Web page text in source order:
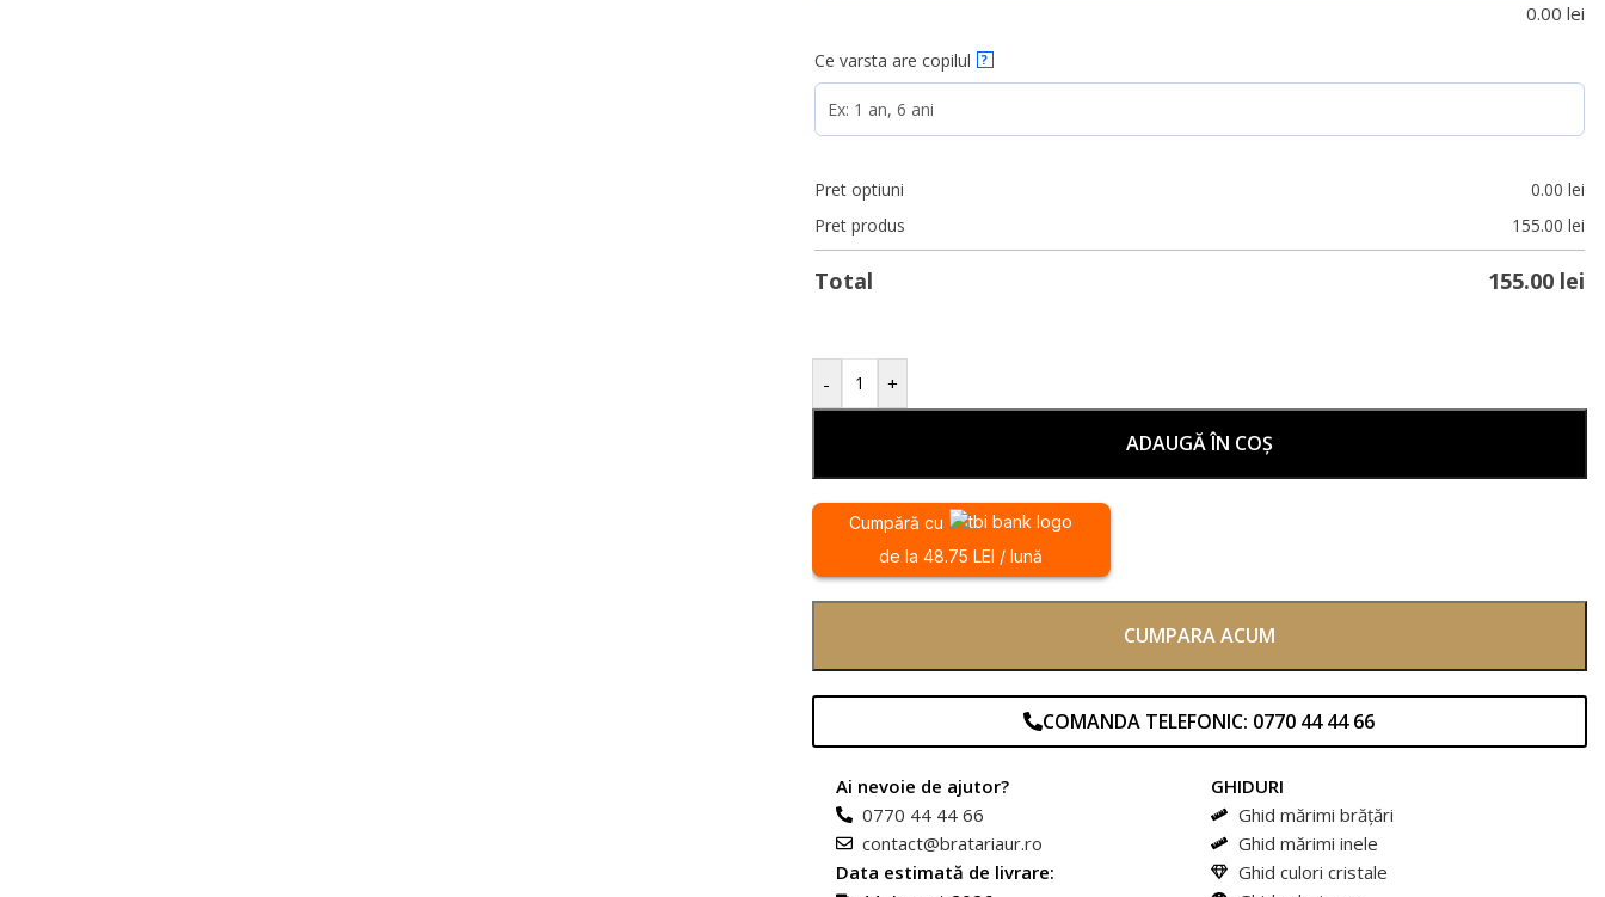
0.00 lei
Ce varsta are copilul ?
Pret optiuni 0.00 lei
Pret produs
155.00 lei
Total 155.00 lei
- +
ADAUGĂ ÎN COȘ
Cumpără cu
de la 48.75 LEI / lună
CUMPARA ACUM
COMANDA TELEFONIC: 0770 44 44 66
Ai nevoie de ajutor?
0770 44 44 66
contact@bratariaur.ro
Data estimată de livrare:
GHIDURI
Ghid mărimi brățări
Ghid mărimi inele
Ghid culori cristale